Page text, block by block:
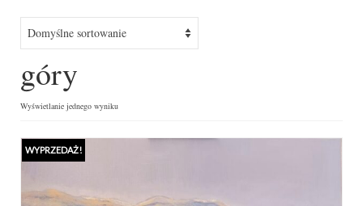
góry
Wyświetlanie jednego wyniku
WYPRZEDAŻ!